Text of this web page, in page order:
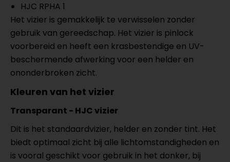
HJC RPHA 1
Het vizier is gemakkelijk te verwisselen zonder
gebruik van gereedschap. Het vizier is pinlock
voorbereid en heeft een krasbestendige en UV-
beschermende afwerking voor een helder en
ononderbroken zicht.
Kleuren van het vizier
Transparant - HJC vizier
Dit is het standaardvizier, helder en zonder tint. Het
biedt optimaal zicht bij alle lichtomstandigheden en
is vooral geschikt voor gebruik in het donker, bij